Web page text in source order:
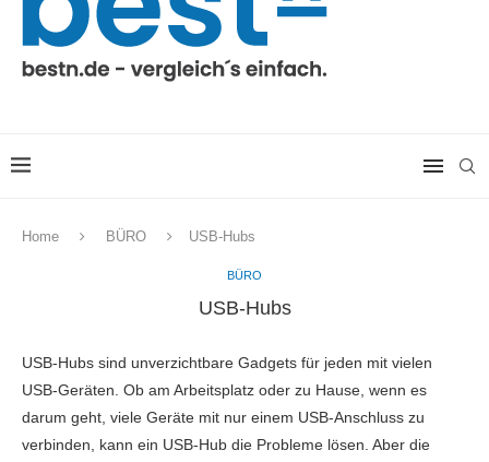
Home BÜRO USB-Hubs
BÜRO
USB-Hubs
USB-Hubs sind unverzichtbare Gadgets für jeden mit vielen
USB-Geräten. Ob am Arbeitsplatz oder zu Hause, wenn es
darum geht, viele Geräte mit nur einem USB-Anschluss zu
verbinden, kann ein USB-Hub die Probleme lösen. Aber die